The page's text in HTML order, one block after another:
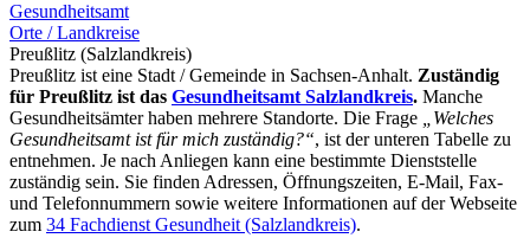
Gesundheitsamt
Orte / Landkreise
Preußlitz (Salzlandkreis)
Preußlitz ist eine Stadt / Gemeinde in Sachsen-Anhalt. Zuständig
für Preußlitz ist das Gesundheitsamt Salzlandkreis. Manche
Gesundheitsämter haben mehrere Standorte. Die Frage
„Welches
Gesundheitsamt ist für mich zuständig?“, ist der unteren Tabelle zu
entnehmen. Je nach Anliegen kann eine bestimmte Dienststelle
zuständig sein. Sie finden Adressen, Öffnungszeiten, E-Mail, Fax-
und Telefonnummern sowie weitere Informationen auf der Webseite
zum 34 Fachdienst Gesundheit (Salzlandkreis).